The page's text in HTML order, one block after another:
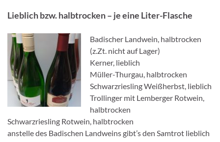
Lieblich bzw. halbtrocken – je eine Liter-Flasche
Badischer Landwein, halbtrocken
(z.Zt. nicht auf Lager)
Kerner, lieblich
Müller-Thurgau, halbtrocken
Schwarzriesling Weißherbst, lieblich
Trollinger mit Lemberger Rotwein,
halbtrocken
Schwarzriesling Rotwein, halbtrocken
anstelle des Badischen Landweins gibt’s den Samtrot lieblich